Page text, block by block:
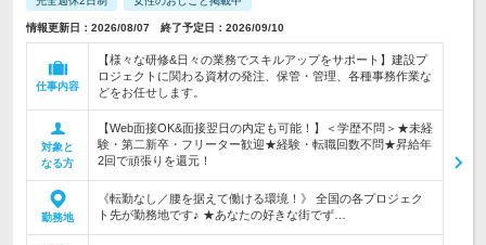
情報更新日：2026/08/07 終了予定日：2026/09/10
仕事内容
【様々な研修&日々の業務でスキルアップをサポート】建設プ
ロジェクトに関わる資材の発注、保管・管理、各種事務作業な
どをお任せします。
対象と
なる方
【Web面接OK&面接翌日の内定も可能！】＜学歴不問＞★未経
験・第二新卒・フリーター歓迎★経験・転職回数不問★昇給年
2回で頑張りを還元！
勤務地
《転勤なし／腰を据えて働ける環境！》 全国の各プロジェク
ト先が勤務地です♪ ★あなたの好きな街でず…